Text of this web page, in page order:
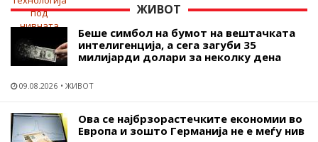
ЖИВОТ
Беше симбол на бумот на вештачката
интелигенција, а сега загуби 35
милијарди долари за неколку дена
09.08.2026 ЖИВОТ
Ова се најбрзорастечките економии во
Европа и зошто Германија не е меѓу нив